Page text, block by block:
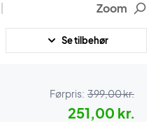
Zoom
Se tilbehør
Førpris: 399,00 kr.
251,00 kr.